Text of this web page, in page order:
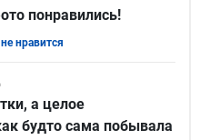
понравились!
нравится
а целое
будто сама побывала